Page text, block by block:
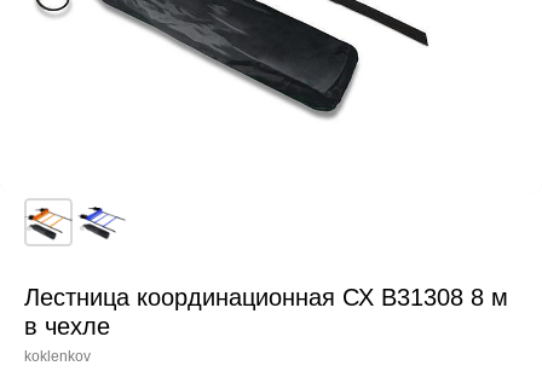
Лестница координационная СХ B31308 8 м
в чехле
koklenkov